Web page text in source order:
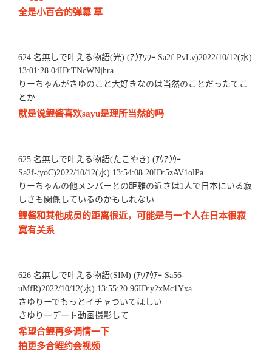
全是小百合的弹幕 草
624 名無しで叶える物語(光) (ｱｳｱｳｳｰ Sa2f-PvLv)2022/10/12(水)
13:01:28.04ID:TNcWNjhra
りーちゃんがさゆのこと大好きなのは当然のことだったてこ
とか
就是说鲤酱喜欢sayu是理所当然的吗
625 名無しで叶える物語(たこやき) (ｱｳｱｳｳｰ
Sa2f-/yoC)2022/10/12(水) 13:54:08.20ID:5zAV1olPa
りーちゃんの他メンバーとの距離の近さは1人で日本にいる寂
しさも関係しているのかもしれない
鲤酱和其他成员的距离很近，可能是与一个人在日本很寂
寞有关系
626 名無しで叶える物語(SIM) (ｱｳｱｳｱｰ Sa56-
uMfR)2022/10/12(水) 13:55:20.96ID:y2xMc1Yxa
さゆりーでもっとイチャついてほしい
さゆりーデート動画撮影して
希望合鲤再多调情一下
拍更多合鲤约会视频